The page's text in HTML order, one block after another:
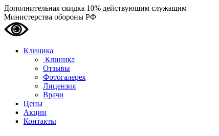
Дополнительная скидка 10% действующим служащим
Министерства обороны РФ
Клиника
Клиника
Отзывы
Фотогалерея
Лицензия
Врачи
Цены
Акции
Контакты